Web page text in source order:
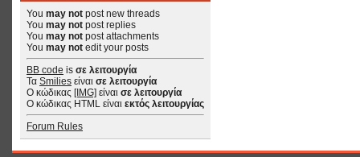
You may not post new threads
You may not post replies
You may not post attachments
You may not edit your posts
BB code is σε λειτουργία
Τα Smilies είναι σε λειτουργία
Ο κώδικας [IMG] είναι σε λειτουργία
Ο κώδικας HTML είναι εκτός λειτουργίας
Forum Rules